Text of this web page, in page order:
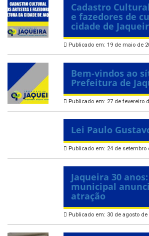
Cadastro
e fazedores de
cidade de
Publicado em: 19 de maio de
Bem-vindos ao
Prefeitura de
Publicado em: 27 de fevereiro
Lei Paulo
Publicado em: 24 de setembro
Jaqueira 30
municipal
atração
Publicado em: 30 de agosto de